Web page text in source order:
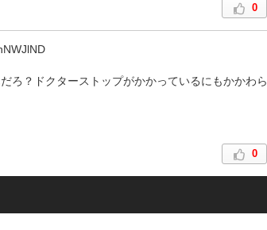
0
ろ？ドクターストップがかかっているにもかかわら
0